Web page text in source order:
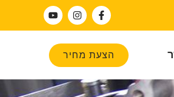
הצעת מחיר